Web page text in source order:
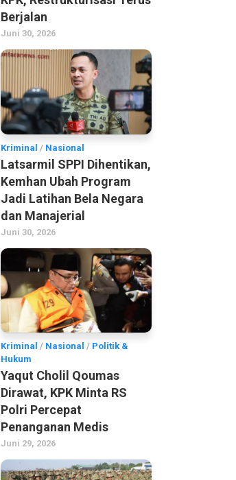
Berjalan
Juni 30, 2026
Kriminal / Nasional
Latsarmil SPPI Dihentikan,
Kemhan Ubah Program
Jadi Latihan Bela Negara
dan Manajerial
Juni 30, 2026
Kriminal / Nasional / Politik &
Hukum
Yaqut Cholil Qoumas
Dirawat, KPK Minta RS
Polri Percepat
Penanganan Medis
Juni 29, 2026